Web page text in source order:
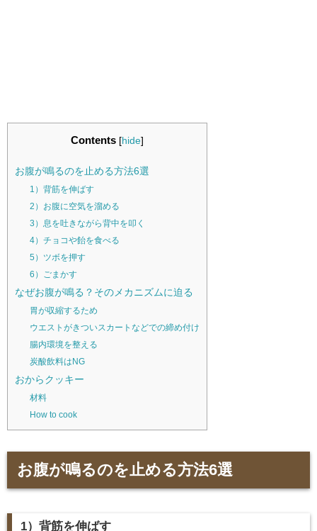
Contents [hide]
お腹が鳴るのを止める方法6選
1）背筋を伸ばす
2）お腹に空気を溜める
3）息を吐きながら背中を叩く
4）チョコや飴を食べる
5）ツボを押す
6）ごまかす
なぜお腹が鳴る？そのメカニズムに迫る
胃が収縮するため
ウエストがきついスカートなどでの締め付け
腸内環境を整える
炭酸飲料はNG
おからクッキー
材料
How to cook
お腹が鳴るのを止める方法6選
1）背筋を伸ばす